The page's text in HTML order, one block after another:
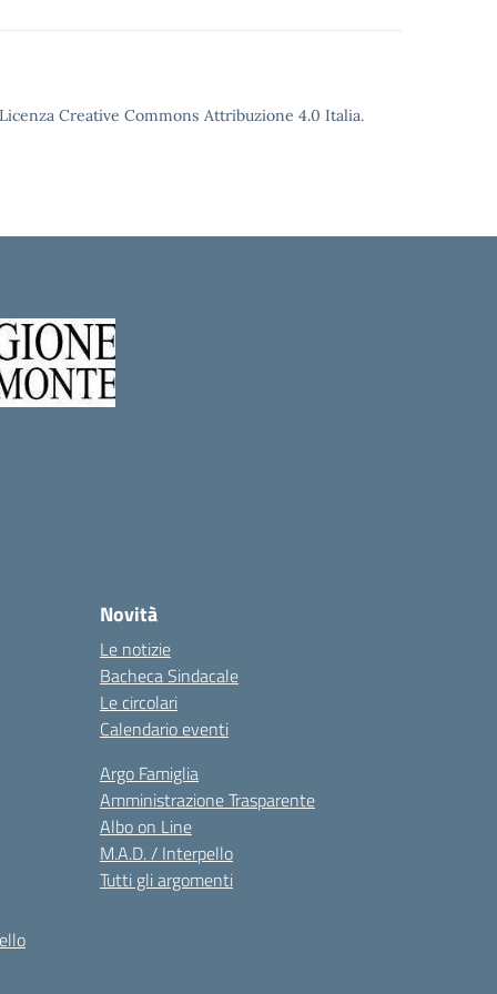
Creative Commons Attribuzione 4.0 Italia.
Novità
Le notizie
Bacheca Sindacale
Le circolari
Calendario eventi
Argo Famiglia
Amministrazione Trasparente
Albo on Line
M.A.D. / Interpello
Tutti gli argomenti